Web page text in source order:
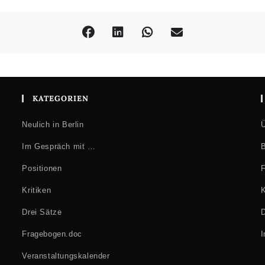
KATEGORIEN
Neulich in Berlin
Im Gespräch mit …
Positionen
Kritiken
Drei Sätze
Fragebogen.doc
Veranstaltungskalender